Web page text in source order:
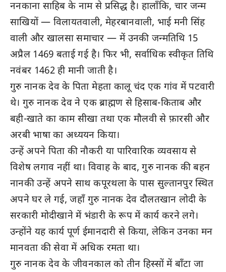
ननकाना साहिब के नाम से प्रसिद्ध है। हालाँकि, चार जन्म
साखियों — विलायतवाली, मेहरबानवाली, भाई मनी सिंह
वाली और खालसा समाचार — में उनकी जन्मतिथि 15
अप्रैल 1469 बताई गई है। फिर भी, सर्वाधिक स्वीकृत तिथि
नवंबर 1462 ही मानी जाती है।
गुरु नानक देव के पिता मेहता कालू चंद एक गांव में पटवारी
थे। गुरु नानक देव ने एक ब्राह्मण से हिसाब-किताब और
बही-खाते का काम सीखा तथा एक मौलवी से फ़ारसी और
अरबी भाषा का अध्ययन किया।
उन्हें अपने पिता की नौकरी या पारिवारिक व्यवसाय से
विशेष लगाव नहीं था। विवाह के बाद, गुरु नानक की बहन
नानकी उन्हें अपने साथ कपूरथला के पास सुल्तानपुर स्थित
अपने घर ले गई, जहाँ गुरु नानक देव दौलतखान लोदी के
सरकारी मोदीखाने में भंडारी के रूप में कार्य करने लगे।
उन्होंने यह कार्य पूर्ण ईमानदारी से किया, लेकिन उनका मन
मानवता की सेवा में अधिक रमता था।
गुरु नानक देव के जीवनकाल को तीन हिस्सों में बाँटा जा